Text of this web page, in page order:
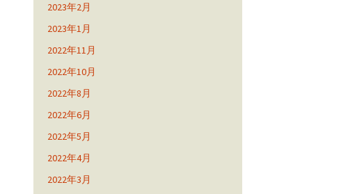
2023年2月
2023年1月
2022年11月
2022年10月
2022年8月
2022年6月
2022年5月
2022年4月
2022年3月